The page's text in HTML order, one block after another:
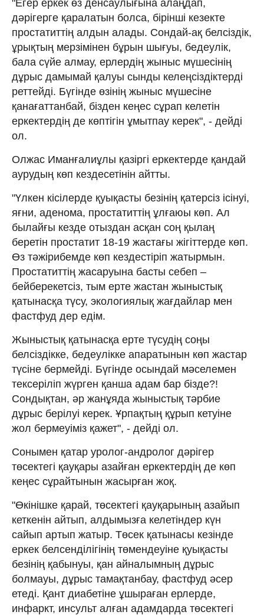
"Егер еркек өз денсаулығына алаңдап,
дәрігерге қаралатын болса, бірінші кезекте
простатиттің алдын алады. Сондай-ақ белсіздік,
ұрықтың мерзімінен бұрын шығуы, бедеулік,
бала сүйе алмау, ерлердің жыныс мүшесінің
дұрыс дамымай қалуы сынды келеңсіздіктерді
реттейді. Бүгінде өзінің жыныс мүшесіне
қанағаттанбай, бізден кеңес сұрап келетін
еркектердің де көптігін ұмытпау керек", - дейді
ол.
Олжас Иманғалиұлы қазіргі еркектерде қандай
аурудың көп кездесетінін айтты.
"Үлкен кісілерде қуықасты безінің қатерсіз ісінуі,
яғни, аденома, простатиттің ұлғаюы көп. Ал
былайғы кезде отыздан асқан соң қылаң
беретін простатит 18-19 жастағы жігіттерде көп.
Өз тәжірибемде көп кездестіріп жатырмын.
Простатиттің жасаруына басты себеп –
бейберекетсіз, тым ерте жастан жыныстық
қатынасқа түсу, экологиялық жағдайлар мен
фастфуд дер едім.
Жыныстық қатынасқа ерте түсудің соңы
белсіздікке, бедеулікке апаратынын көп жастар
түсіне бермейді. Бүгінде осындай мәселемен
тексеріліп жүрген қанша адам бар бізде?!
Сондықтан, әр жанұяда жыныстық тәрбие
дұрыс берілуі керек. Ұрпақтың құрып кетуіне
жол бермеуіміз қажет", - дейді ол.
Сонымен қатар уролог-андролог дәрігер
төсектегі қауқары азайған еркектердің де көп
кеңес сұрайтынын жасырған жоқ.
"Өкінішке қарай, төсектегі қауқарының азайып
кеткенін айтып, алдымызға келетіндер күн
сайып артып жатыр. Төсек қатынасы кезінде
еркек белсенділігінің төмендеуіне қуықасты
безінің қабынуы, қан айналымның дұрыс
болмауы, дұрыс тамақтанбау, фастфуд әсер
етеді. Қант диабетіне ұшыраған ерлерде,
инфаркт, инсульт алған адамдарда төсектегі